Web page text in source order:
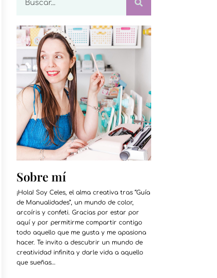
Sobre mí
¡Hola! Soy Celes, el alma creativa tras “Guía
de Manualidades”, un mundo de color,
arcoíris y confeti. Gracias por estar por
aquí y por permitirme compartir contigo
todo aquello que me gusta y me apasiona
hacer. Te invito a descubrir un mundo de
creatividad infinita y darle vida a aquello
que sueñas…